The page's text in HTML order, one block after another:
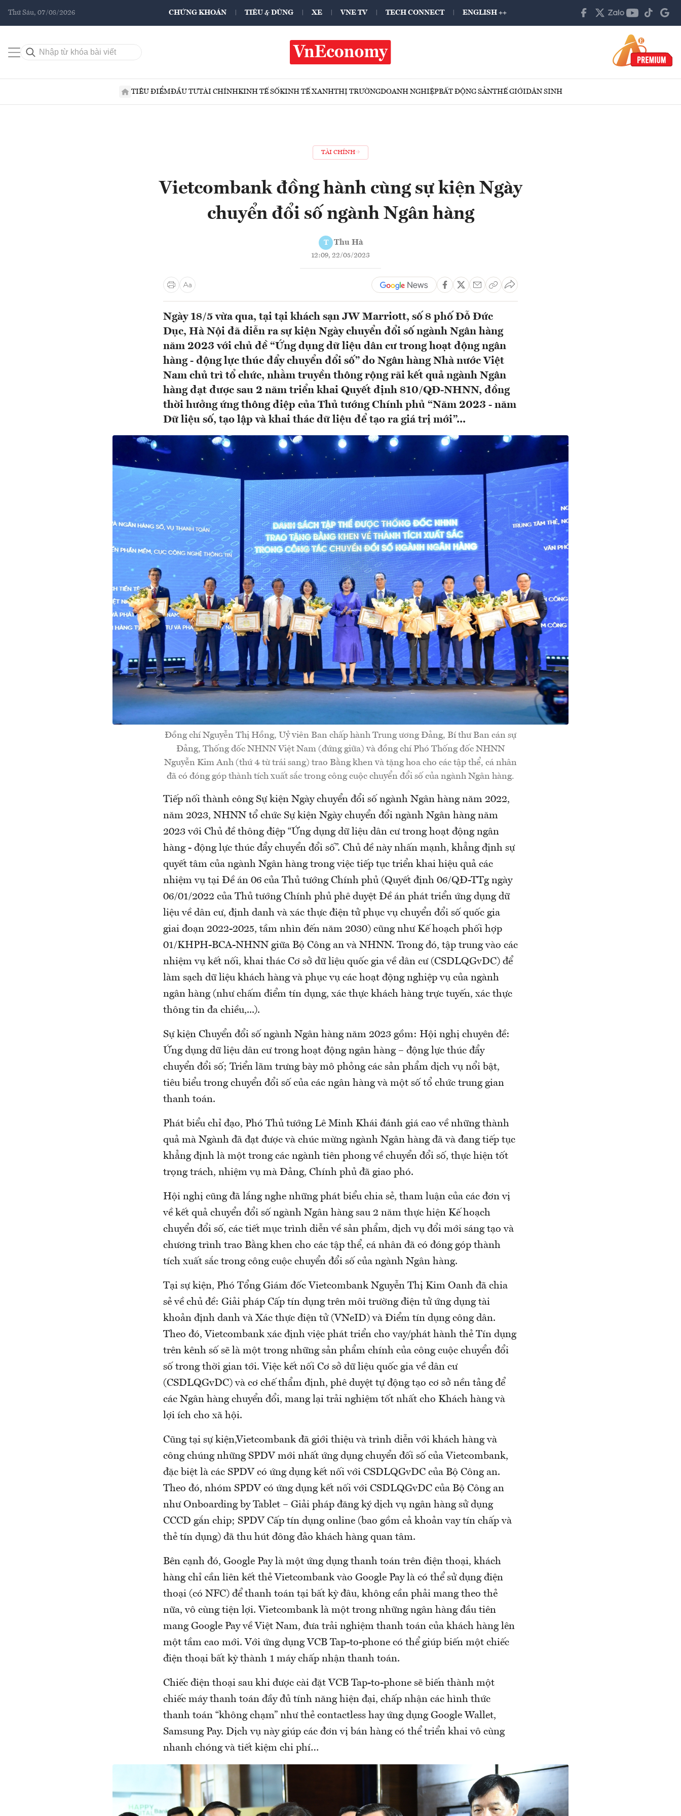
Thứ Sáu, 07/08/2026 CHỨNG KHOÁN TIÊU & DÙNG XE VNE TV TECH CONNECT ENGLISH ++
TIÊU ĐIỂMĐẦU TƯTÀI CHÍNHKINH TẾ SỐKINH TẾ XANHTHỊ TRƯỜNGDOANH NGHIỆPBẤT ĐỘNG SẢNTHẾ GIỚIDÂN SINH
TÀI CHÍNH
Vietcombank đồng hành cùng sự kiện Ngày
chuyển đổi số ngành Ngân hàng
T Thu Hà
12:09, 22/05/2023
Ngày 18/5 vừa qua, tại tại khách sạn JW Marriott, số 8 phố Đỗ Đức
Dục, Hà Nội đã diễn ra sự kiện Ngày chuyển đổi số ngành Ngân hàng
năm 2023 với chủ đề “Ứng dụng dữ liệu dân cư trong hoạt động ngân
hàng - động lực thúc đẩy chuyển đổi số” do Ngân hàng Nhà nước Việt
Nam chủ trì tổ chức, nhằm truyền thông rộng rãi kết quả ngành Ngân
hàng đạt được sau 2 năm triển khai Quyết định 810/QĐ-NHNN, đồng
thời hưởng ứng thông điệp của Thủ tướng Chính phủ “Năm 2023 - năm
Dữ liệu số, tạo lập và khai thác dữ liệu để tạo ra giá trị mới”...
Đồng chí Nguyễn Thị Hồng, Uỷ viên Ban chấp hành Trung ương Đảng, Bí thư Ban cán sự
Đảng, Thống đốc NHNN Việt Nam (đứng giữa) và đồng chí Phó Thống đốc NHNN
Nguyễn Kim Anh (thứ 4 từ trái sang) trao Bằng khen và tặng hoa cho các tập thể, cá nhân
đã có đóng góp thành tích xuất sắc trong công cuộc chuyển đổi số của ngành Ngân hàng.
Tiếp nối thành công Sự kiện Ngày chuyển đổi số ngành Ngân hàng năm 2022,
năm 2023, NHNN tổ chức Sự kiện Ngày chuyển đổi ngành Ngân hàng năm
2023 với Chủ đề thông điệp “Ứng dụng dữ liệu dân cư trong hoạt động ngân
hàng - động lực thúc đẩy chuyển đổi số”. Chủ đề này nhấn mạnh, khẳng định sự
quyết tâm của ngành Ngân hàng trong việc tiếp tục triển khai hiệu quả các
nhiệm vụ tại Đề án 06 của Thủ tướng Chính phủ (Quyết định 06/QĐ-TTg ngày
06/01/2022 của Thủ tướng Chính phủ phê duyệt Đề án phát triển ứng dụng dữ
liệu về dân cư, định danh và xác thực điện tử phục vụ chuyển đổi số quốc gia
giai đoạn 2022-2025, tầm nhìn đến năm 2030) cũng như Kế hoạch phối hợp
01/KHPH-BCA-NHNN giữa Bộ Công an và NHNN. Trong đó, tập trung vào các
nhiệm vụ kết nối, khai thác Cơ sở dữ liệu quốc gia về dân cư (CSDLQGvDC) để
làm sạch dữ liệu khách hàng và phục vụ các hoạt động nghiệp vụ của ngành
ngân hàng (như chấm điểm tín dụng, xác thực khách hàng trực tuyến, xác thực
thông tin đa chiều,...).
Sự kiện Chuyển đổi số ngành Ngân hàng năm 2023 gồm: Hội nghị chuyên đề:
Ứng dụng dữ liệu dân cư trong hoạt động ngân hàng – động lực thúc đẩy
chuyển đổi số; Triển lãm trưng bày mô phỏng các sản phẩm dịch vụ nổi bật,
tiêu biểu trong chuyển đổi số của các ngân hàng và một số tổ chức trung gian
thanh toán.
Phát biểu chỉ đạo, Phó Thủ tướng Lê Minh Khái đánh giá cao về những thành
quả mà Ngành đã đạt được và chúc mừng ngành Ngân hàng đã và đang tiếp tục
khẳng định là một trong các ngành tiên phong về chuyển đổi số, thực hiện tốt
trọng trách, nhiệm vụ mà Đảng, Chính phủ đã giao phó.
Hội nghị cũng đã lắng nghe những phát biểu chia sẻ, tham luận của các đơn vị
về kết quả chuyển đổi số ngành Ngân hàng sau 2 năm thực hiện Kế hoạch
chuyển đổi số, các tiết mục trình diễn về sản phẩm, dịch vụ đổi mới sáng tạo và
chương trình trao Bằng khen cho các tập thể, cá nhân đã có đóng góp thành
tích xuất sắc trong công cuộc chuyển đổi số của ngành Ngân hàng.
Tại sự kiện, Phó Tổng Giám đốc Vietcombank Nguyễn Thị Kim Oanh đã chia
sẻ về chủ đề: Giải pháp Cấp tín dụng trên môi trường điện tử ứng dụng tài
khoản định danh và Xác thực điện tử (VNeID) và Điểm tín dụng công dân.
Theo đó, Vietcombank xác định việc phát triển cho vay/phát hành thẻ Tín dụng
trên kênh số sẽ là một trong những sản phẩm chính của công cuộc chuyển đổi
số trong thời gian tới. Việc kết nối Cơ sở dữ liệu quốc gia về dân cư
(CSDLQGvDC) và cơ chế thẩm định, phê duyệt tự động tạo cơ sở nền tảng để
các Ngân hàng chuyển đổi, mang lại trải nghiệm tốt nhất cho Khách hàng và
lợi ích cho xã hội.
Cũng tại sự kiện,Vietcombank đã giới thiệu và trình diễn với khách hàng và
công chúng những SPDV mới nhất ứng dụng chuyển đối số của Vietcombank,
đặc biệt là các SPDV có ứng dụng kết nối với CSDLQGvDC của Bộ Công an.
Theo đó, nhóm SPDV có ứng dụng kết nối với CSDLQGvDC của Bộ Công an
như Onboarding by Tablet – Giải pháp đăng ký dịch vụ ngân hàng sử dụng
CCCD gắn chip; SPDV Cấp tín dụng online (bao gồm cả khoản vay tín chấp và
thẻ tín dụng) đã thu hút đông đảo khách hàng quan tâm.
Bên cạnh đó, Google Pay là một ứng dụng thanh toán trên điện thoại, khách
hàng chỉ cần liên kết thẻ Vietcombank vào Google Pay là có thể sử dụng điện
thoại (có NFC) để thanh toán tại bất kỳ đâu, không cần phải mang theo thẻ
nữa, vô cùng tiện lợi. Vietcombank là một trong những ngân hàng đầu tiên
mang Google Pay về Việt Nam, đưa trải nghiệm thanh toán của khách hàng lên
một tầm cao mới. Với ứng dụng VCB Tap-to-phone có thể giúp biến một chiếc
điện thoại bất kỳ thành 1 máy chấp nhận thanh toán.
Chiếc điện thoại sau khi được cài đặt VCB Tap-to-phone sẽ biến thành một
chiếc máy thanh toán đầy đủ tính năng hiện đại, chấp nhận các hình thức
thanh toán “không chạm” như thẻ contactless hay ứng dụng Google Wallet,
Samsung Pay. Dịch vụ này giúp các đơn vị bán hàng có thể triển khai vô cùng
nhanh chóng và tiết kiệm chi phí…